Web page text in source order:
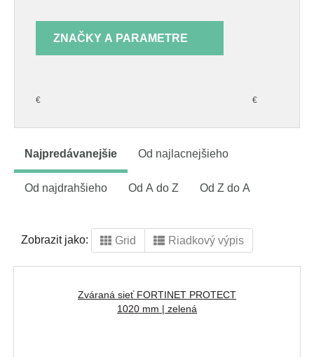
ZNAČKY A PARAMETRE
€ €
Najpredávanejšie Od najlacnejšieho
Od najdrahšieho Od A do Z Od Z do A
Zobrazit jako: Grid Riadkový výpis
Zváraná sieť FORTINET PROTECT
1020 mm | zelená